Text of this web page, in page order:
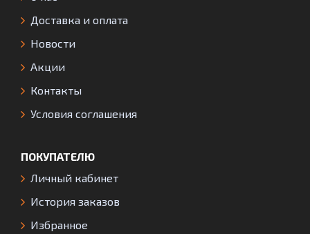
Доставка и оплата
Новости
Акции
Контакты
Условия соглашения
ПОКУПАТЕЛЮ
Личный кабинет
История заказов
Избранное